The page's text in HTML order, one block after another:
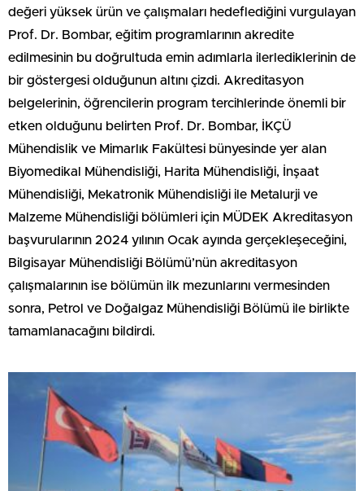
değeri yüksek ürün ve çalışmaları hedeflediğini vurgulayan
Prof. Dr. Bombar, eğitim programlarının akredite
edilmesinin bu doğrultuda emin adımlarla ilerlediklerinin de
bir göstergesi olduğunun altını çizdi. Akreditasyon
belgelerinin, öğrencilerin program tercihlerinde önemli bir
etken olduğunu belirten Prof. Dr. Bombar, İKÇÜ
Mühendislik ve Mimarlık Fakültesi bünyesinde yer alan
Biyomedikal Mühendisliği, Harita Mühendisliği, İnşaat
Mühendisliği, Mekatronik Mühendisliği ile Metalurji ve
Malzeme Mühendisliği bölümleri için MÜDEK Akreditasyon
başvurularının 2024 yılının Ocak ayında gerçekleşeceğini,
Bilgisayar Mühendisliği Bölümü’nün akreditasyon
çalışmalarının ise bölümün ilk mezunlarını vermesinden
sonra, Petrol ve Doğalgaz Mühendisliği Bölümü ile birlikte
tamamlanacağını bildirdi.